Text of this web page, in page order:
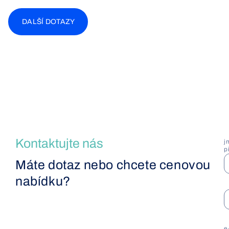
DALŠÍ DOTAZY
Kontaktujte nás
Máte dotaz nebo chcete cenovou
nabídku?